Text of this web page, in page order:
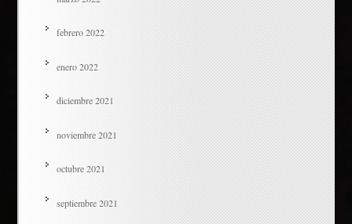
febrero 2022
enero 2022
diciembre 2021
noviembre 2021
octubre 2021
septiembre 2021